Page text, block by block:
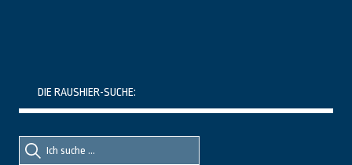
DIE RAUSHIER-SUCHE:
Suche
nach::
Suche
nach: